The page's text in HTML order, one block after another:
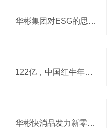
华彬集团对ESG的思考与行动：将“健康”刻入发展基因
122亿，中国红牛年中业绩超预期
华彬快消品发力新零售 跨界出新意